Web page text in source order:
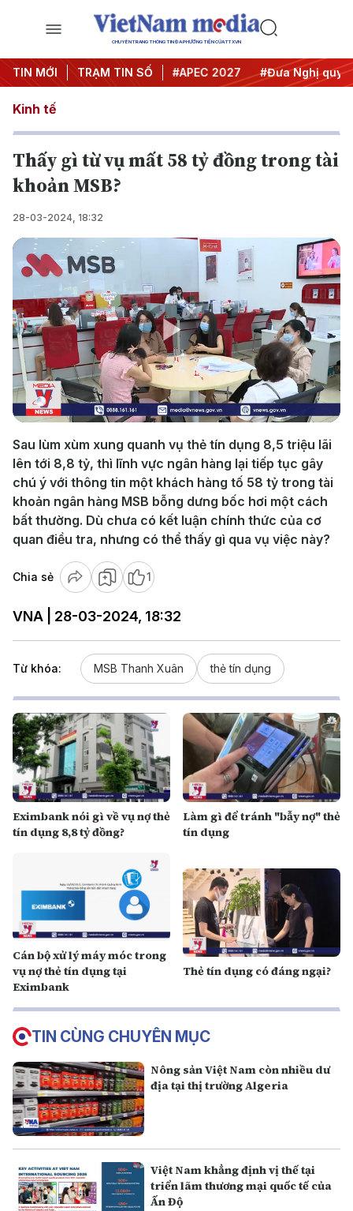
CHUYÊN TRANG THÔNG TIN ĐA PHƯƠNG TIỆN CỦA TTXVN
TIN MỚI TRẠM TIN SỐ
#Hội nghị Trung ương 3 #APEC 2027 #Đưa Nghị quyết
Kinh tế
Thấy gì từ vụ mất 58 tỷ đồng trong tài
khoản MSB?
28-03-2024, 18:32
Play
Video
Sau lùm xùm xung quanh vụ thẻ tín dụng 8,5 triệu lãi
lên tới 8,8 tỷ, thì lĩnh vực ngân hàng lại tiếp tục gây
chú ý với thông tin một khách hàng tố 58 tỷ trong tài
khoản ngân hàng MSB bỗng dưng bốc hơi một cách
bất thường. Dù chưa có kết luận chính thức của cơ
quan điều tra, nhưng có thể thấy gì qua vụ việc này?
Chia sẻ 1
VNA | 28-03-2024, 18:32
Từ khóa: MSB Thanh Xuân thẻ tín dụng
Eximbank nói gì về vụ nợ thẻ
tín dụng 8,8 tỷ đồng?
Làm gì để tránh "bẫy nợ" thẻ
tín dụng
Cán bộ xử lý máy móc trong
vụ nợ thẻ tín dụng tại
Eximbank
Thẻ tín dụng có đáng ngại?
TIN CÙNG CHUYÊN MỤC
Nông sản Việt Nam còn nhiều dư
địa tại thị trường Algeria
Việt Nam khẳng định vị thế tại
triển lãm thương mại quốc tế của
Ấn Độ